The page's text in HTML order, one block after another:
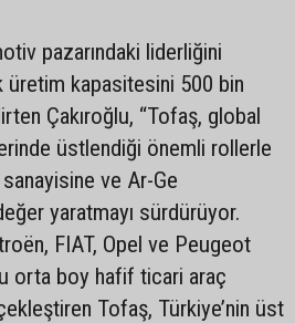
pazarındaki liderliğini
üretim kapasitesini 500 bin
Çakıroğlu, “Tofaş, global
üstlendiği önemli rollerle
ve Ar-Ge
yaratmayı sürdürüyor.
FIAT, Opel ve Peugeot
orta boy hafif ticari araç
Tofaş, Türkiye’nin üst